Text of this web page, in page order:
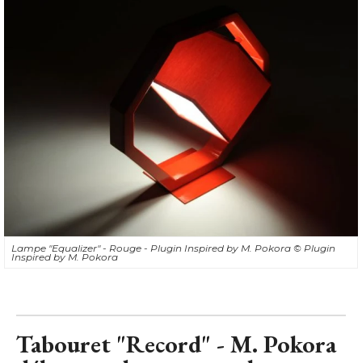
Lampe "Equalizer" - Rouge - Plugin Inspired by M. Pokora © Plugin
Inspired by M. Pokora
Tabouret "Record" - M. Pokora